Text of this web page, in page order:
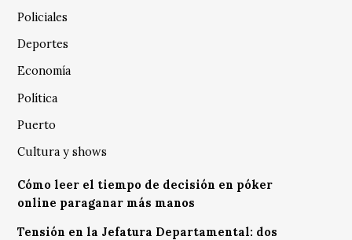
Policiales
Deportes
Economía
Política
Puerto
Cultura y shows
Cómo leer el tiempo de decisión en póker
online paraganar más manos
Tensión en la Jefatura Departamental: dos